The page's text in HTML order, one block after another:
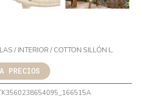
/ INTERIOR / COTTON SILLÓN L.
PRECIOS